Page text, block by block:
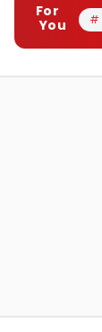
For
You
#